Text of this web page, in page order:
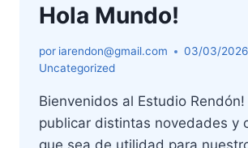
Hola Mundo!
por iarendon@gmail.com
03/03/2026
Uncategorized
Bienvenidos al Estudio Rendón!
publicar distintas novedades y